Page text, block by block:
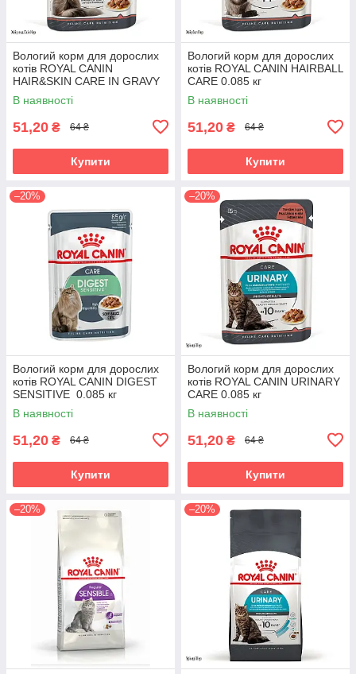
Вологий корм для дорослих
котів ROYAL CANIN
HAIR&SKIN CARE IN GRAVY
0.085 кг
В наявності
51,20 ₴ 64 ₴
Купити
Вологий корм для дорослих
котів ROYAL CANIN HAIRBALL
CARE 0.085 кг
В наявності
51,20 ₴ 64 ₴
Купити
–20%
Вологий корм для дорослих
котів ROYAL CANIN DIGEST
SENSITIVE 0.085 кг
В наявності
51,20 ₴ 64 ₴
Купити
–20%
Вологий корм для дорослих
котів ROYAL CANIN URINARY
CARE 0.085 кг
В наявності
51,20 ₴ 64 ₴
Купити
–20% –20%